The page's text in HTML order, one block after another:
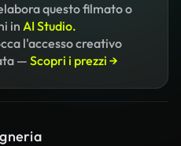
questo filmato o
in AI Studio.
l'accesso creativo
— Scopri i prezzi →